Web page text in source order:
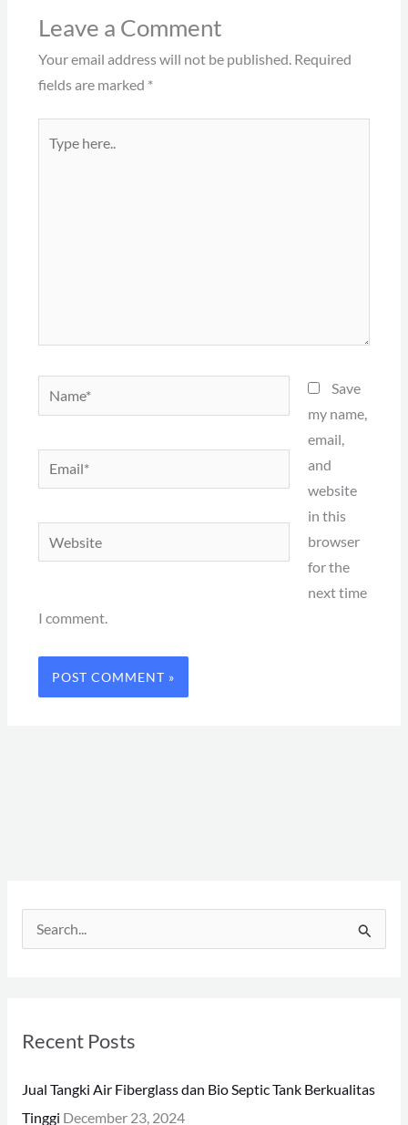
Leave a Comment
Your email address will not be published. Required
fields are marked *
here..
Name*
Email*
Website
Save
my name,
email,
and
website
in this
browser
for the
next time
I comment.
cRecent Posts
Jual Tangki Air Fiberglass dan Bio Septic Tank Berkualitas
Tinggi December 23, 2024